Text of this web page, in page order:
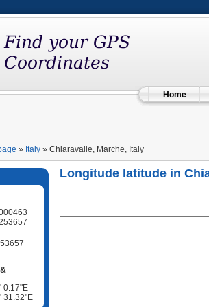
Home
» Italy » Chiaravalle, Marche, Italy
0.17"E
31.32"E
Longitude latitude in